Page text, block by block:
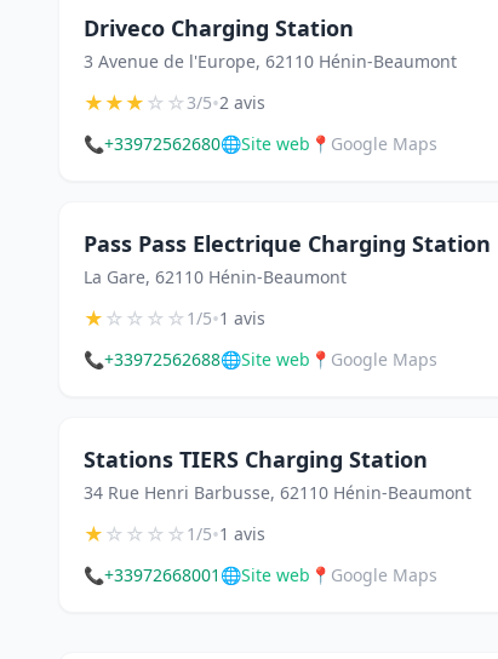
Driveco Charging Station
3 Avenue de l'Europe, 62110 Hénin-Beaumont
★★★☆☆3/5•2 avis
📞+33972562680🌐Site web 📍 Google Maps
Pass Pass Electrique Charging Station
La Gare, 62110 Hénin-Beaumont
★☆☆☆☆1/5•1 avis
📞+33972562688🌐Site web 📍 Google Maps
Stations TIERS Charging Station
34 Rue Henri Barbusse, 62110 Hénin-Beaumont
★☆☆☆☆1/5•1 avis
📞+33972668001 🌐Site web 📍 Google Maps